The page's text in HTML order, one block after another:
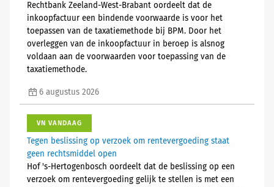
Rechtbank Zeeland-West-Brabant oordeelt dat de
inkoopfactuur een bindende voorwaarde is voor het
toepassen van de taxatiemethode bij BPM. Door het
overleggen van de inkoopfactuur in beroep is alsnog
voldaan aan de voorwaarden voor toepassing van de
taxatiemethode.
6 augustus 2026
VN VANDAAG
Tegen beslissing op verzoek om rentevergoeding staat
geen rechtsmiddel open
Hof 's-Hertogenbosch oordeelt dat de beslissing op een
verzoek om rentevergoeding gelijk te stellen is met een